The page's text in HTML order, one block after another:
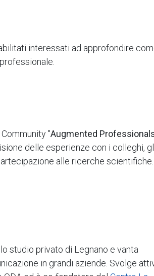
interessati ad approfondire
"Augmented
delle esperienze con i colleghi,
alle ricerche scientifiche.
studio privato di Legnano e vanta
in grandi aziende. Svolge